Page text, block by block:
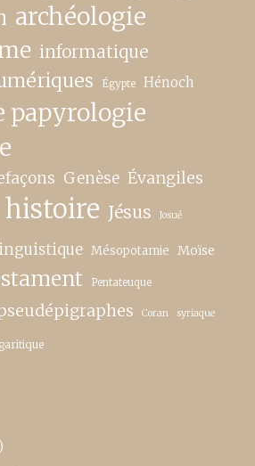
archéologie
informatique
Égypte Hénoch
papyrologie
Genèse Évangiles
histoire Jésus Josué
Mésopotamie Moïse
Pentateuque
Coran syriaque